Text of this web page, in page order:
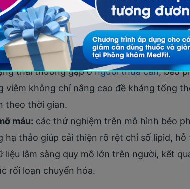
chính của tế bào), giúp cải thiện sức
loại nấm này giúp nâng cao đáng kể
cường sức khỏe tim mạch và trao đổi
hợp chất sinh học trong đông trùng hạ
thái thường gặp ởngười thừa cân, béo
viêm không chỉ nâng cao đề kháng tổng
theo thời gian.
máu: các thử nghiệm trên mô hình béo
hạ thảo giúp cải thiện rõ rệt chỉ số lipid,
liệu lâm sàng quy mô lớn trên người, kết
rối loạn chuyển hóa.